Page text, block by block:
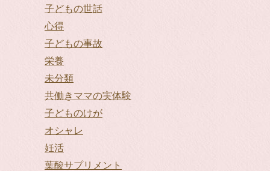
子どもの世話
心得
子どもの事故
栄養
未分類
共働きママの実体験
子どものけが
オシャレ
妊活
葉酸サプリメント